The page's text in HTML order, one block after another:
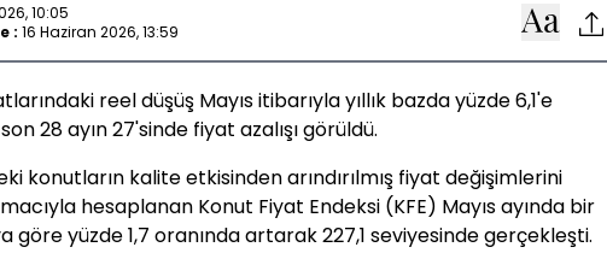
10:05
: 16 Haziran 2026, 13:59
reel düşüş Mayıs itibarıyla yıllık bazda yüzde 6,1'e
28 ayın 27'sinde fiyat azalışı görüldü.
konutların kalite etkisinden arındırılmış fiyat değişimlerini
hesaplanan Konut Fiyat Endeksi (KFE) Mayıs ayında bir
göre yüzde 1,7 oranında artarak 227,1 seviyesinde gerçekleşti.